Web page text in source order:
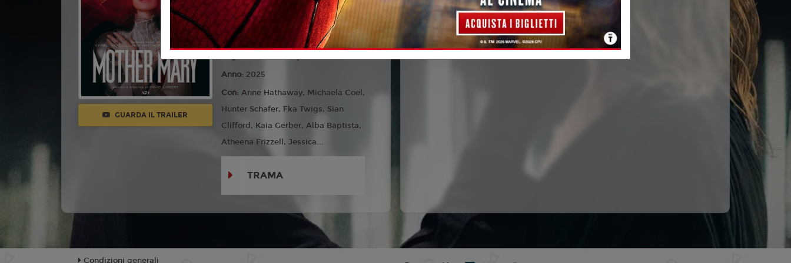
GUARDA IL TRAILER
Lingua:Italiano
Età10+
Anno: 2025
Con:Anne Hathaway, Michaela Coel,
Hunter Schafer, Fka Twigs, Sian
Clifford, Kaia Gerber, Alba Baptista,
Atheena Frizzell, Jessica...
TRAMA
Condizioni generali